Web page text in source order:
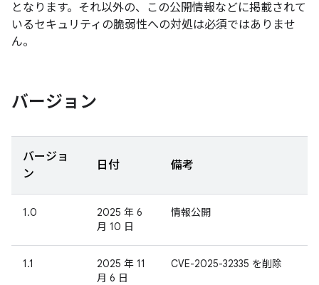
となります。それ以外の、この公開情報などに掲載されて
いるセキュリティの脆弱性への対処は必須ではありませ
ん。
バージョン
バージョ
ン
日付 備考
1.0
2025 年 6
月 10 日
情報公開
1.1
2025 年 11
月 6 日
CVE-2025-32335 を削除